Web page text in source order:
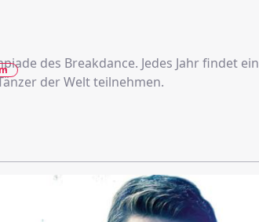
des Breakdance. Jedes Jahr findet ein
der Welt teilnehmen.